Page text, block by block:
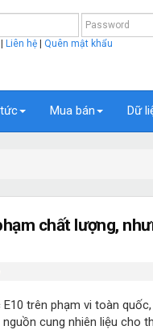
Liên hệ Quên mật khẩu
Mua bán Dữ
chất lượng,
trên phạm vi toàn
cung nhiên liệu cho